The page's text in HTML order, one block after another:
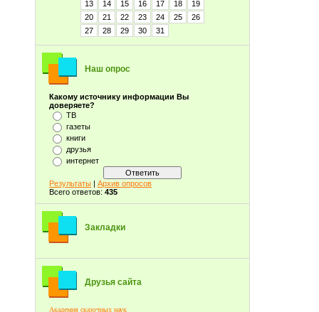
13
14 15 16 17 18
19
20
21 22 23 24 25
26
27
28 29 30 31
Наш опрос
Какому источнику информации Вы
доверяете?
ТВ
газеты
книги
друзья
интернет
Результаты | Архив опросов
Всего ответов: 435
Закладки
Друзья сайта
Академия сказочных наук